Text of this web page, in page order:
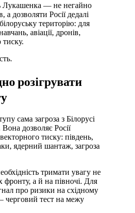
Лукашенка — не негайно
дозволяти Росії дедалі
територію: для
авіації, дронів,
тиску.
розігрувати
сама загроза з Білорусі
дозволяє Росії
тиску: південь,
ядерний шантаж, загроза
тримати увагу не
фронту, а й на півночі. Для
про ризики на східному
тест на межу